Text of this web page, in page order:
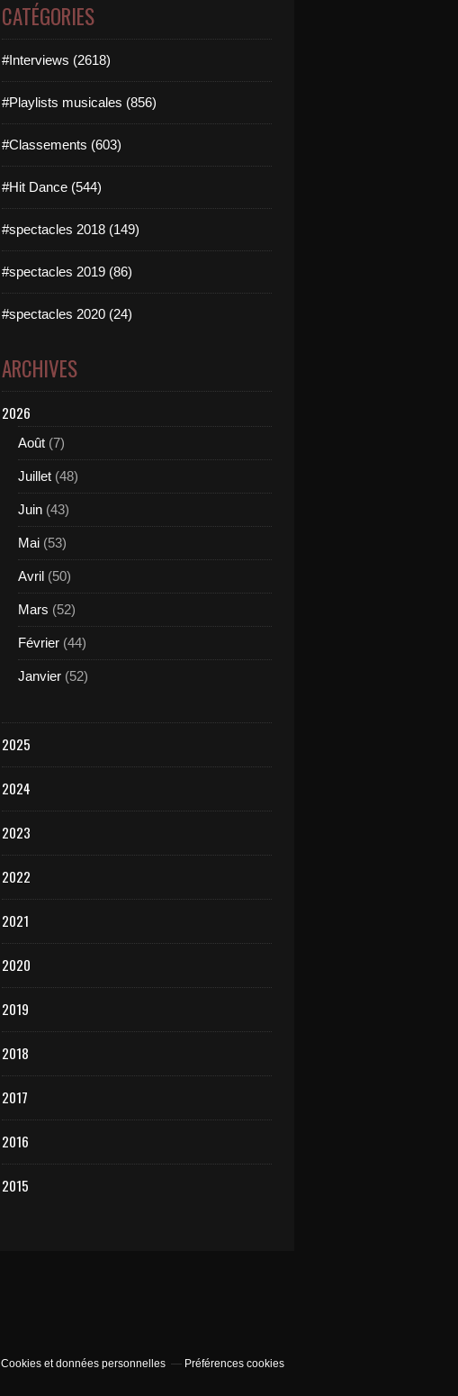
CATÉGORIES
#Interviews (2618)
#Playlists musicales (856)
#Classements (603)
#Hit Dance (544)
#spectacles 2018 (149)
#spectacles 2019 (86)
#spectacles 2020 (24)
ARCHIVES
2026
Août (7)
Juillet (48)
Juin (43)
Mai (53)
Avril (50)
Mars (52)
Février (44)
Janvier (52)
2025
2024
2023
2022
2021
2020
2019
2018
2017
2016
2015
Cookies et données personnelles Préférences cookies